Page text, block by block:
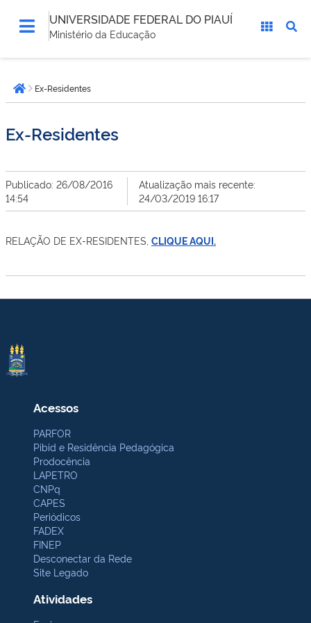
UNIVERSIDADE FEDERAL DO PIAUÍ
Ministério da Educação
está
aqui:Página inicial
Ex-Residentes
Ex-Residentes
Publicado: 26/08/2016
14:54
Atualização mais recente:
24/03/2019 16:17
RELAÇÃO DE EX-RESIDENTES, CLIQUE AQUI.
Acessos
PARFOR
Pibid e Residência Pedagógica
Prodocência
LAPETRO
CNPq
CAPES
Periódicos
FADEX
FINEP
Desconectar da Rede
Site Legado
Atividades